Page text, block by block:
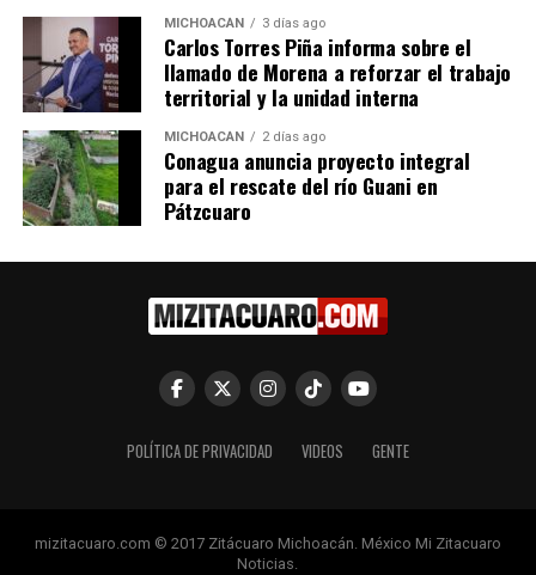
Michoacán, listo para
presumir destinos en
Tianguis Turístico de
Acapulco
9 abril, 2024
En "Michoacán"
RELATED TOPICS:
Mejoran vías de comunicación en Tuxpan
Presentan metas del programa sectorial de desarrollo
rural de Michoacán 2012-2015
MICHOACÁN 3 días ago
Carlos Torres Piña informa sobre el
llamado de Morena a reforzar el trabajo
territorial y la unidad interna
MICHOACÁN 2 días ago
Conagua anuncia proyecto integral
para el rescate del río Guani en
Pátzcuaro
POLÍTICA DE PRIVACIDAD VIDEOS GENTE
mizitacuaro.com © 2017 Zitácuaro Michoacán. México Mi Zitacuaro
Noticias.